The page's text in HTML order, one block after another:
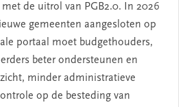
de uitrol van PGB2.0. In 2026
gemeenten aangesloten op
portaal moet budgethouders,
beter ondersteunen en
minder administratieve
op de besteding van